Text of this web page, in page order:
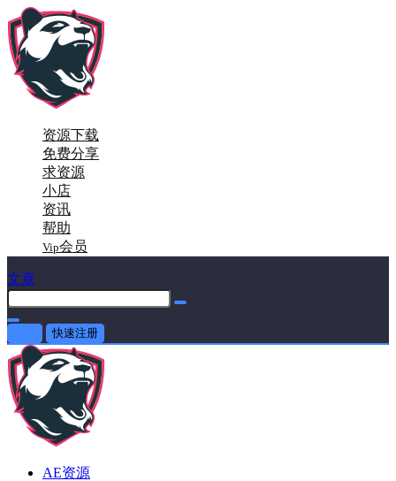
资源下载
免费分享
求资源
小店
资讯
帮助
Vip会员
文章
快速注册
AE资源